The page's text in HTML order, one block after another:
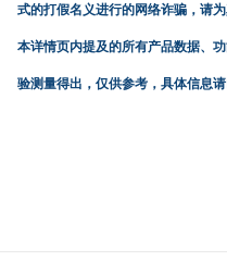
式的打假名义进行的网络诈骗，请
本详情页内提及的所有产品数据、
验测量得出，仅供参考，具体信息